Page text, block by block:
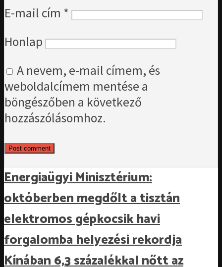
E-mail cím *
Honlap
A nevem, e-mail címem, és
weboldalcímem mentése a
böngészőben a következő
hozzászólásomhoz.
Energiaügyi Minisztérium:
októberben megdőlt a tisztán
elektromos gépkocsik havi
forgalomba helyezési rekordja
Kínában 6,3 százalékkal nőtt az